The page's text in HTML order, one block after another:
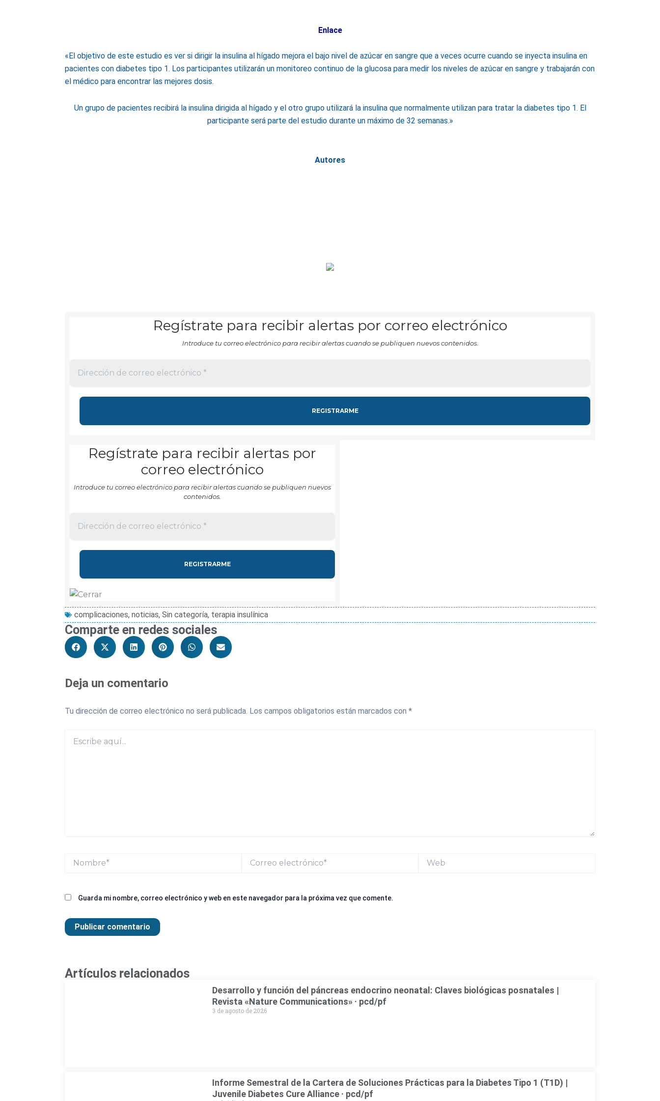
Enlace
«El objetivo de este estudio es ver si dirigir la insulina al hígado mejora el bajo nivel de azúcar en sangre que a veces ocurre cuando se inyecta insulina en
pacientes con diabetes tipo 1. Los participantes utilizarán un monitoreo continuo de la glucosa para medir los niveles de azúcar en sangre y trabajarán con
el médico para encontrar las mejores dosis.
Un grupo de pacientes recibirá la insulina dirigida al hígado y el otro grupo utilizará la insulina que normalmente utilizan para tratar la diabetes tipo 1. El
participante será parte del estudio durante un máximo de 32 semanas.»
Autores
Regístrate para recibir alertas por correo electrónico
Introduce tu correo electrónico para recibir alertas cuando se publiquen nuevos contenidos.
Regístrate para recibir alertas por
correo electrónico
Introduce tu correo electrónico para recibir alertas cuando se publiquen nuevos
contenidos.
complicaciones, noticias, Sin categoría, terapia insulínica
Comparte en redes sociales
Deja un comentario
Tu dirección de correo electrónico no será publicada. Los campos obligatorios están marcados con *
aquí...
Nombre*
electrónico*
Guarda mi nombre, correo electrónico y web en este navegador para la próxima vez que comente.
Artículos relacionados
Desarrollo y función del páncreas endocrino neonatal: Claves biológicas posnatales |
Revista «Nature Communications» · pcd/pf
3 de agosto de 2026
Informe Semestral de la Cartera de Soluciones Prácticas para la Diabetes Tipo 1 (T1D) |
Juvenile Diabetes Cure Alliance · pcd/pf